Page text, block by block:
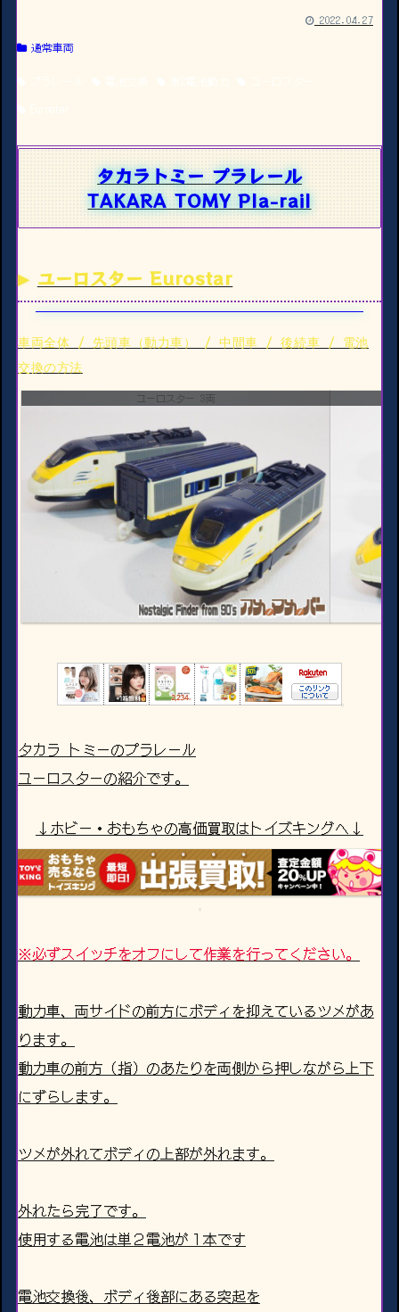
2022.04.27
通常車両
タカラトミー プラレール
TAKARA TOMY Pla-rail
ユーロスター Eurostar
車両全体 / 先頭車（動力車） / 中間車 / 後続車 / 電池
交換の方法
ユーロスター 3両
タカラ トミーのプラレール
ユーロスターの紹介です。
↓ホビー・おもちゃの高価買取はトイズキングへ↓
※必ずスイッチをオフにして作業を行ってください。
動力車、両サイドの前方にボディを抑えているツメがあ
ります。
動力車の前方（指）のあたりを両側から押しながら上下
にずらします。
ツメが外れてボディの上部が外れます。
外れたら完了です。
使用する電池は単２電池が１本です
電池交換後、ボディ後部にある突起を